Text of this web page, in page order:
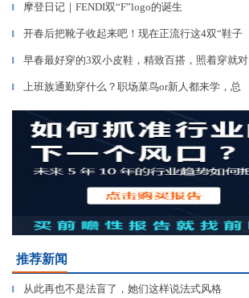
▎ 摩登日记｜FENDI双“F”logo的诞生
▎ 开春后把靴子收起来吧！现在正流行这4双“鞋子
▎ 早春最好穿的3双小皮鞋，精致百搭，照着穿就对
▎ 上班族通勤穿什么？职场菜鸟or新人都来学，总
推荐新闻
▎ 从此再也不是法盲了，她们这样说法式风格